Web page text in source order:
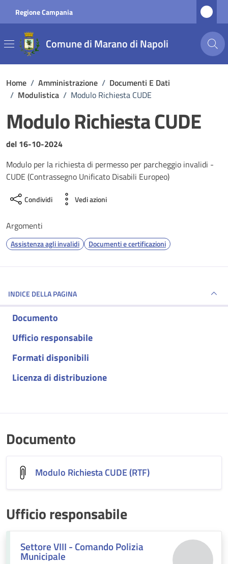
Regione Campania
Comune di Marano di Napoli
Home / Amministrazione / Documenti E Dati
/ Modulistica / Modulo Richiesta CUDE
Modulo Richiesta CUDE
Dettagli del documento
del 16-10-2024
Modulo per la richiesta di permesso per parcheggio invalidi -
CUDE (Contrassegno Unificato Disabili Europeo)
Condividi Vedi azioni
Argomenti
Assistenza agli invalidi Documenti e certificazioni
INDICE DELLA PAGINA
Documento
Ufficio responsabile
Formati disponibili
Licenza di distribuzione
Documento
Modulo Richiesta CUDE (RTF)
Ufficio responsabile
Settore VIII - Comando Polizia
Municipale